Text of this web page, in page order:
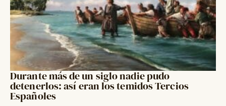
Durante más de un siglo nadie pudo
detenerlos: así eran los temidos Tercios
Españoles